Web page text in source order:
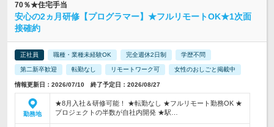
70％★住宅手当
安心の2ヵ月研修【プログラマー】★フルリモートOK★1次面
接確約
正社員 職種・業種未経験OK 完全週休2日制 学歴不問
第二新卒歓迎 転勤なし リモートワーク可 女性のおしごと掲載中
情報更新日：2026/07/10 終了予定日：2026/08/27
勤務地
★8月入社＆研修可能！ ★転勤なし ★フルリモート勤務OK ★
プロジェクトの半数が自社内開発 ★駅…